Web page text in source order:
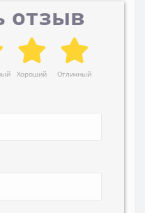
отзыв
Хороший Отличный